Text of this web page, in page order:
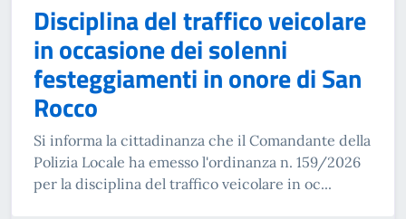
Disciplina del traffico veicolare
in occasione dei solenni
festeggiamenti in onore di San
Rocco
Si informa la cittadinanza che il Comandante della
Polizia Locale ha emesso l'ordinanza n. 159/2026
per la disciplina del traffico veicolare in oc...